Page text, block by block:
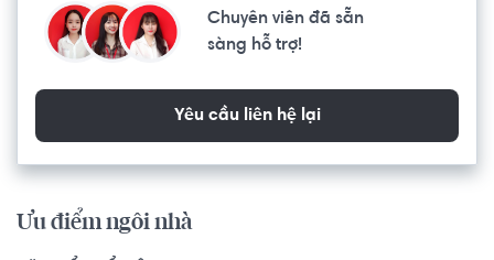
Chuyên viên đã sẵn
sàng hỗ trợ!
Yêu cầu liên hệ lại
Ưu điểm ngôi nhà